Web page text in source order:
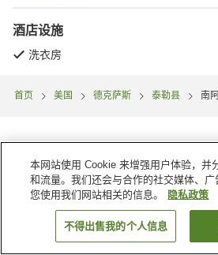
酒店设施
洗衣房
首页 美国 德克萨斯 泰勒县 南
搜索客房
本网站使用 Cookie 来增强用户体验，并
和流量。我们还会与合作的社交媒体、
您使用我们网站相关的信息。
隐私政策
不得出售我的个人信息